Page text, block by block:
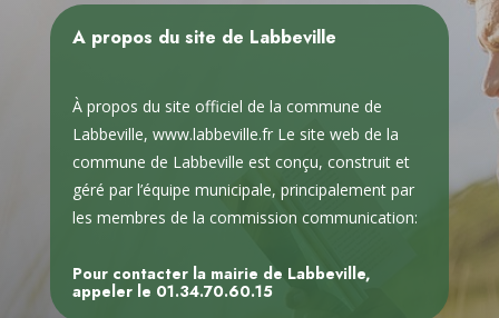
A propos du site de Labbeville
À propos du site officiel de la commune de
Labbeville, www.labbeville.fr Le site web de la
commune de Labbeville est conçu, construit et
géré par l’équipe municipale, principalement par
les membres de la commission communication:
Pour contacter la mairie de Labbeville,
appeler le 01.34.70.60.15